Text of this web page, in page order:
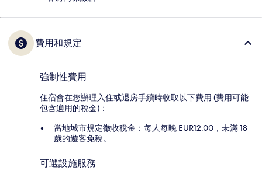
費用和規定
強制性費用
住宿會在您辦理入住或退房手續時收取以下費用 (費用可能
包含適用的稅金)：
當地城市規定徵收稅金：每人每晚 EUR12.00，未滿 18
歲的遊客免稅。
可選設施服務